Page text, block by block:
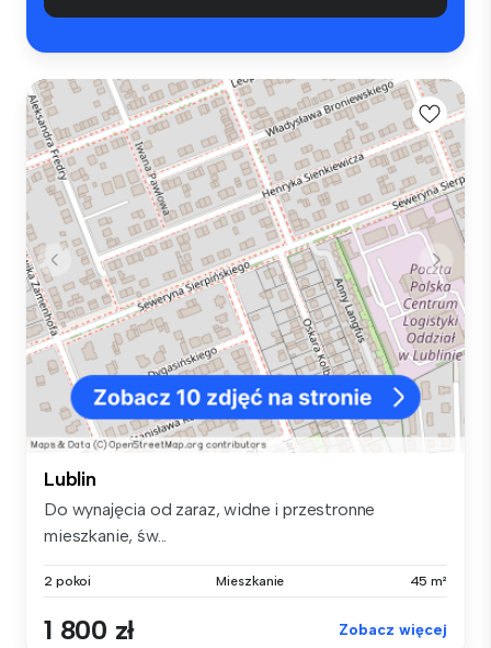
Lublin
Do wynajęcia od zaraz, widne i przestronne
mieszkanie, św...
2 pokoi Mieszkanie 45 m²
1 800 zł Zobacz więcej